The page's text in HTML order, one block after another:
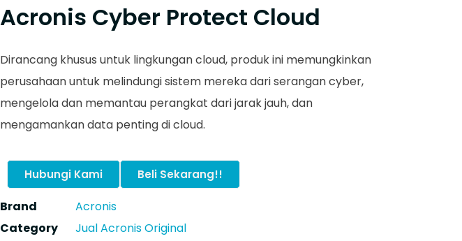
Acronis Cyber Protect Cloud
Dirancang khusus untuk lingkungan cloud, produk ini memungkinkan
perusahaan untuk melindungi sistem mereka dari serangan cyber,
mengelola dan memantau perangkat dari jarak jauh, dan
mengamankan data penting di cloud.
Hubungi Kami Beli Sekarang!!
Brand
Acronis
Category
Jual Acronis Original